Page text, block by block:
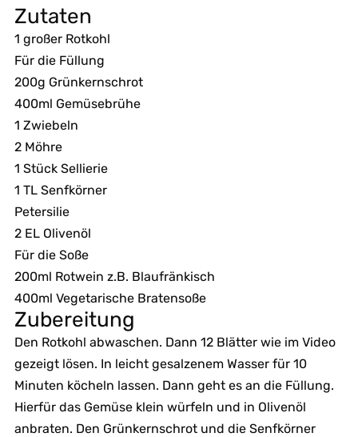
Zutaten
1 großer Rotkohl
Für die Füllung
200g Grünkernschrot
400ml Gemüsebrühe
1 Zwiebeln
2 Möhre
1 Stück Sellierie
1 TL Senfkörner
Petersilie
2 EL Olivenöl
Für die Soße
200ml Rotwein z.B. Blaufränkisch
400ml Vegetarische Bratensoße
Zubereitung
Den Rotkohl abwaschen. Dann 12 Blätter wie im Video
gezeigt lösen. In leicht gesalzenem Wasser für 10
Minuten köcheln lassen. Dann geht es an die Füllung.
Hierfür das Gemüse klein würfeln und in Olivenöl
anbraten. Den Grünkernschrot und die Senfkörner